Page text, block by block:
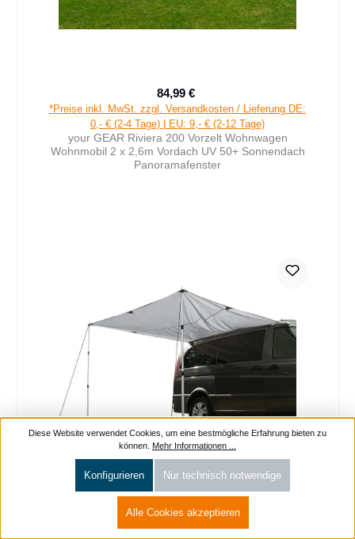
Verkaufspreis:
84,99 €
*Preise inkl. MwSt. zzgl. Versandkosten / Lieferung DE:
0,- € (2-4 Tage) | EU: 9,- € (2-12 Tage)
your GEAR Riviera 200 Vorzelt Wohnwagen
Wohnmobil 2 x 2,6m Vordach UV 50+ Sonnendach
Panoramafenster
Diese Website verwendet Cookies, um eine bestmögliche Erfahrung bieten zu
können. Mehr Informationen ...
Nur technisch notwendige
Konfigurieren
Alle Cookies akzeptieren